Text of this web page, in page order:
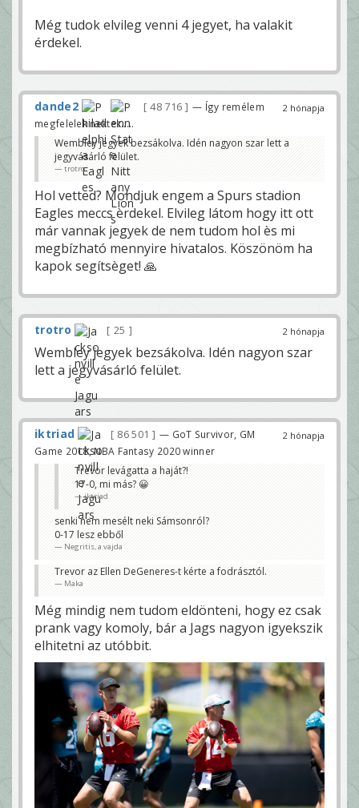
Még tudok elvileg venni 4 jegyet, ha valakit
érdekel.
2 hónapja
dande2 48 716
— Így remélem
megfelelek nektek.....
Wembley jegyek bezsákolva. Idén nagyon szar lett a
jegyvásárló felület.
trotro
Hol vetted? Mondjuk engem a Spurs stadion
Eagles meccs èrdekel. Elvileg látom hogy itt ott
már vannak jegyek de nem tudom hol ès mi
megbízható mennyire hivatalos. Köszönöm ha
kapok segítsèget! 🙏
2 hónapja
trotro 25
Wembley jegyek bezsákolva. Idén nagyon szar
lett a jegyvásárló felület.
2 hónapja
iktriad 86 501
— GoT Survivor, GM
Game 2018, NBA Fantasy 2020 winner
Trevor levágatta a haját?!
17-0, mi más? 😀
iktriad
senki nem mesélt neki Sámsonról?
0-17 lesz ebből
Negritis, a vajda
Trevor az Ellen DeGeneres-t kérte a fodrásztól.
Maka
Még mindig nem tudom eldönteni, hogy ez csak
prank vagy komoly, bár a Jags nagyon igyekszik
elhitetni az utóbbit.